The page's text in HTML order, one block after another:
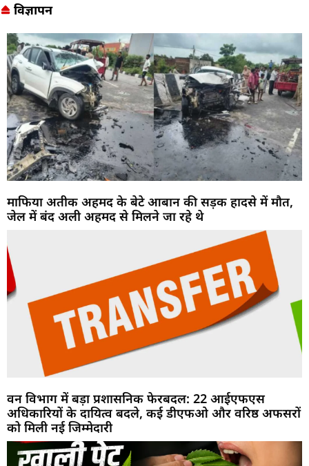
विज्ञापन
माफिया अतीक अहमद के बेटे आबान की सड़क हादसे में मौत,
जेल में बंद अली अहमद से मिलने जा रहे थे
वन विभाग में बड़ा प्रशासनिक फेरबदल: 22 आईएफएस
अधिकारियों के दायित्व बदले, कई डीएफओ और वरिष्ठ अफसरों
को मिली नई जिम्मेदारी